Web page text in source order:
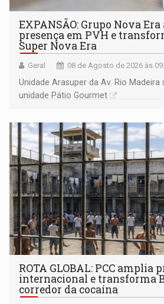
EXPANSÃO: Grupo Nova
presença em PVH e
Super Nova Era
Geral 08 de Agosto de 2026 às
Unidade Arasuper da Av. Rio
unidade Pátio Gourmet
ROTA GLOBAL: PCC amplia
internacional e transforma
corredor da cocaína